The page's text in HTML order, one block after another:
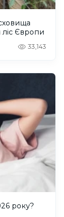
Європи
33,143
року?